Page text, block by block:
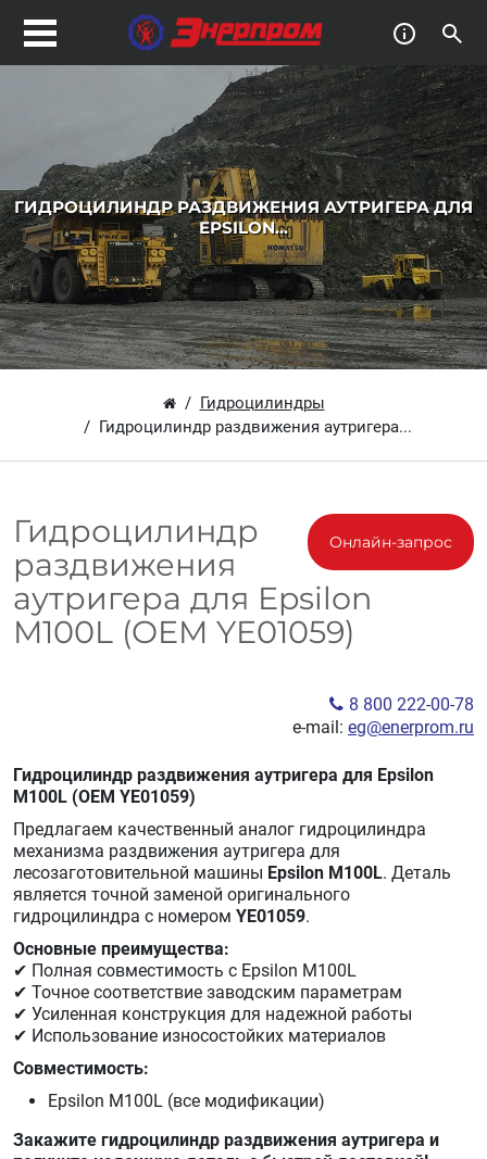
ГИДРОЦИЛИНДР РАЗДВИЖЕНИЯ АУТРИГЕРА ДЛЯ
EPSILON...
Гидроцилиндры
Гидроцилиндр раздвижения аутригера...
Онлайн-запрос
Гидроцилиндр
раздвижения
аутригера для Epsilon
M100L (OEM YE01059)
8 800 222-00-78
e-mail: eg@enerprom.ru
Гидроцилиндр раздвижения аутригера для Epsilon
M100L (OEM YE01059)
Предлагаем качественный аналог гидроцилиндра
механизма раздвижения аутригера для
лесозаготовительной машины Epsilon M100L. Деталь
является точной заменой оригинального
гидроцилиндра с номером YE01059.
Основные преимущества:
✔ Полная совместимость с Epsilon M100L
✔ Точное соответствие заводским параметрам
✔ Усиленная конструкция для надежной работы
✔ Использование износостойких материалов
Совместимость:
Epsilon M100L (все модификации)
Закажите гидроцилиндр раздвижения аутригера и